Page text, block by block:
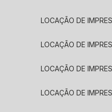
LOCAÇÃO DE
LOCAÇÃO DE
LOCAÇÃO DE
LOCAÇÃO DE